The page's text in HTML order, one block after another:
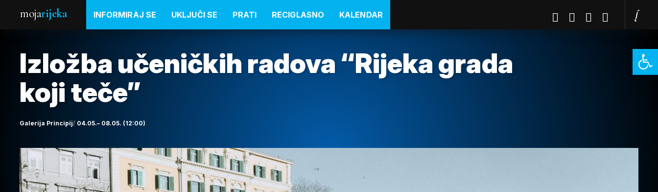
mojarijeka INFORMIRAJ SE UKLJUČI SE PRATI RECIGLASNO KALENDAR
Izložba učeničkih radova “Rijeka grada
koji teče”
Galerija Principij 04.05.– 08.05. (12:00)